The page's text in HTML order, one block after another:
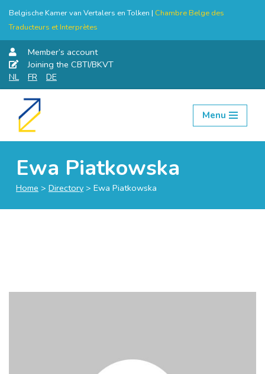
Belgische Kamer van Vertalers en Tolken | Chambre Belge des
Traducteurs et Interprètes
Member’s account
Joining the CBTI/BKVT
NL
FR DE
Skip
Menu
Ewa Piatkowska
Home > Directory > Ewa Piatkowska